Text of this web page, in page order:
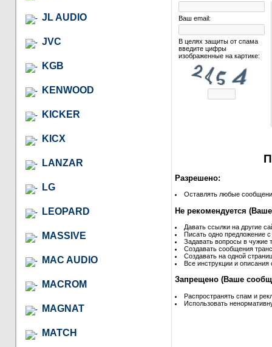
JL AUDIO
JVC
KGB
KENWOOD
KICKER
KICX
LANZAR
LG
LEOPARD
MASSIVE
MAC AUDIO
MACROM
MAGNAT
MATCH
Ваш email:
В целях защиты от спама
введите цифры
изображенные на картике:
Разрешено:
Оставлять любые
Не рекомендуется
Давать ссылки на другие
Писать одно предложение
Задавать вопросы в чужие
Создавать сообщения
Создавать на одной
Все инструкции и описания
Запрещено (Ваше
Распространять спам и
Использовать